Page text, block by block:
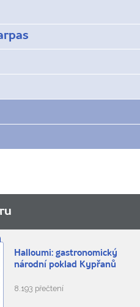
Halloumi: gastronomický
národní poklad Kypřanů
8.193 přečtení